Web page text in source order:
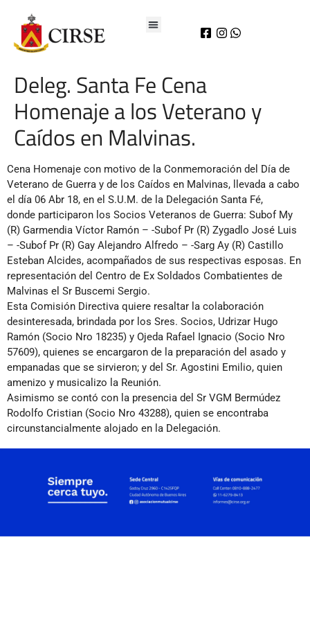
Deleg. Santa Fe Cena
Homenaje a los Veterano y
Caídos en Malvinas.
Cena Homenaje con motivo de la Conmemoración del Día de
Veterano de Guerra y de los Caídos en Malvinas, llevada a cabo
el día 06 Abr 18, en el S.U.M. de la Delegación Santa Fé,
donde participaron los Socios Veteranos de Guerra: Subof My
(R) Garmendia Víctor Ramón – -Subof Pr (R) Zygadlo José Luis
– -Subof Pr (R) Gay Alejandro Alfredo – -Sarg Ay (R) Castillo
Esteban Alcides, acompañados de sus respectivas esposas. En
representación del Centro de Ex Soldados Combatientes de
Ma lvinas el Sr Buscemi Sergio.
Esta Comisión Directiva quiere resaltar la colaboración
desinteresada, brindada por los Sres. Socios, Udrizar Hugo
Ramón (Socio Nro 18235) y Ojeda Rafael Ignacio (Socio Nro
57609), quienes se encargaron de la preparación del asado y
empanadas que se sirvieron; y del Sr. Agostini Emilio, quien
amenizo y musicalizo la Reunión.
Asimismo se contó con la presencia del Sr VGM Bermúdez
Rodolfo Cristian (Socio Nro 43288), quien se encontraba
circunstancialmente alojado en la Delegación.